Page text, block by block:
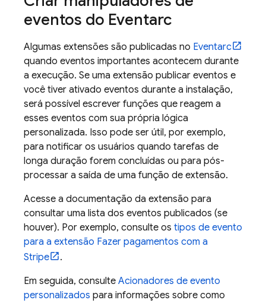
eventos do Eventarc
Algumas extensões são publicadas no Eventarc
quando eventos importantes acontecem durante
a execução. Se uma extensão publicar eventos e
você tiver ativado eventos durante a instalação,
será possível escrever funções que reagem a
esses eventos com sua própria lógica
personalizada. Isso pode ser útil, por exemplo,
para notificar os usuários quando tarefas de
longa duração forem concluídas ou para pós-
processar a saída de uma função de extensão.
Acesse a documentação da extensão para
consultar uma lista dos eventos publicados (se
houver). Por exemplo, consulte os tipos de evento
para a extensão Fazer pagamentos com a
Stripe
.
Em seguida, consulte Acionadores de evento
personalizados para informações sobre como